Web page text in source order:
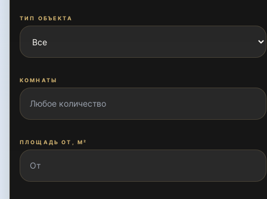
Дархан
ТИП ОБЪЕКТА
КОМНАТЫ
ПЛОЩАДЬ ОТ, М²